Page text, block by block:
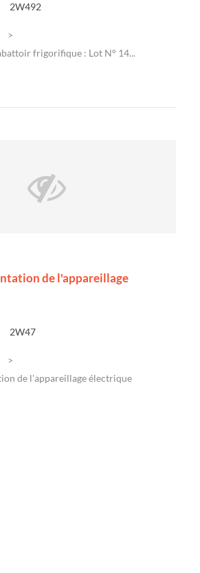
2W492
frigorifique : Lot N° 14...
de l'appareillage
2W47
de l'appareillage électrique